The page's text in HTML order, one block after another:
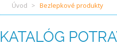
Úvod Bezlepkové produkty
KATALÓG